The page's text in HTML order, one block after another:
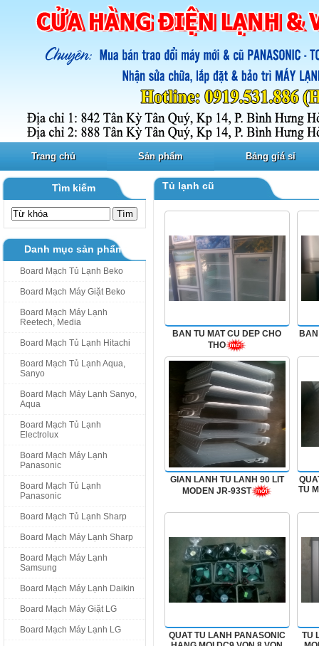
Trang chủ Sản phẩm Bảng giá sỉ
Tìm kiếm
Danh mục sản phẩm
Board Mạch Tủ Lạnh Beko
Board Mạch Máy Giặt Beko
Board Mạch Máy Lạnh
Reetech, Media
Board Mạch Tủ Lạnh Hitachi
Board Mạch Tủ Lạnh Aqua,
Sanyo
Board Mạch Máy Lạnh Sanyo,
Aqua
Board Mạch Tủ Lạnh
Electrolux
Board Mạch Máy Lạnh
Panasonic
Board Mạch Tủ Lạnh
Panasonic
Board Mạch Tủ Lạnh Sharp
Board Mạch Máy Lạnh Sharp
Board Mạch Máy Lạnh
Samsung
Board Mạch Máy Lạnh Daikin
Board Mạch Máy Giặt LG
Board Mạch Máy Lạnh LG
Tủ lạnh cũ
BAN TU MAT CU DEP CHO
THO
GIAN LANH TU LANH 90 LIT
MODEN JR-93ST
TU
QUAT TU LANH PANASONIC
TU